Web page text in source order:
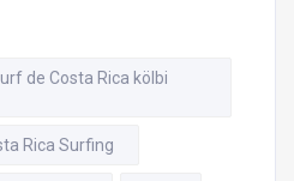
de Costa Rica kölbi
Rica Surfing